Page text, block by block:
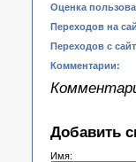
Оценка
Переходов на
Переходов с
Комментарии:
Добавить
Имя: